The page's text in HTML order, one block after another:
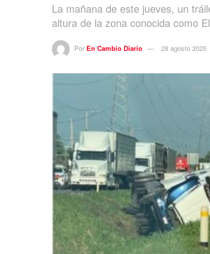
La mañana de este jueves, un
altura de la zona conocida como
Por En Cambio Diario 28 agosto 2025